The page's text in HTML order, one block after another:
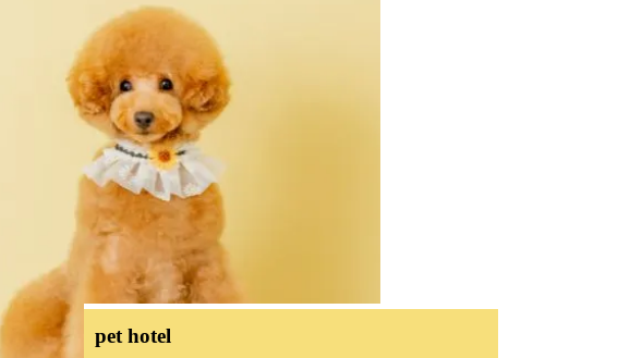
pet hotel